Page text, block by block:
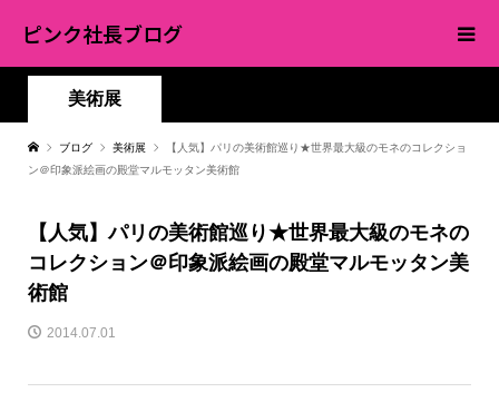
ピンク社長ブログ
美術展
ブログ 美術展
【人気】パリの美術館巡り★世界最大級のモネのコレクショ
ン＠印象派絵画の殿堂マルモッタン美術館
【人気】パリの美術館巡り★世界最大級のモネの
コレクション＠印象派絵画の殿堂マルモッタン美
術館
2014.07.01